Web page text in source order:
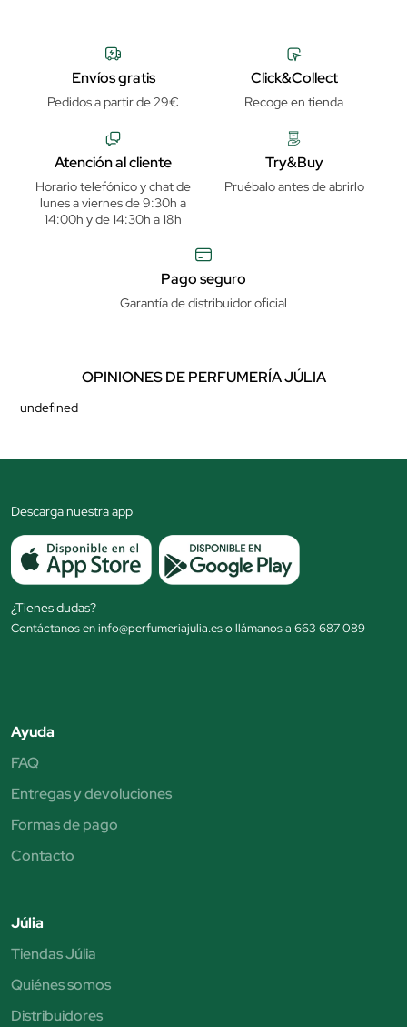
Envíos gratis
Pedidos a partir de 29€
Click&Collect
Recoge en tienda
Atención al cliente
Horario telefónico y chat de
lunes a viernes de 9:30h a
14:00h y de 14:30h a 18h
Try&Buy
Pruébalo antes de abrirlo
Pago seguro
Garantía de distribuidor oficial
OPINIONES DE PERFUMERÍA JÚLIA
undefined
Descarga nuestra app
¿Tienes dudas?
Contáctanos en info@perfumeriajulia.es o llámanos a 663 687 089
Ayuda
FAQ
Entregas y devoluciones
Formas de pago
Contacto
Júlia
Tiendas Júlia
Quiénes somos
Distribuidores